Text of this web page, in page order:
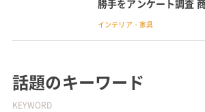
勝手をアンケート調査
インテリア・家具
話題のキーワード
KEYWORD